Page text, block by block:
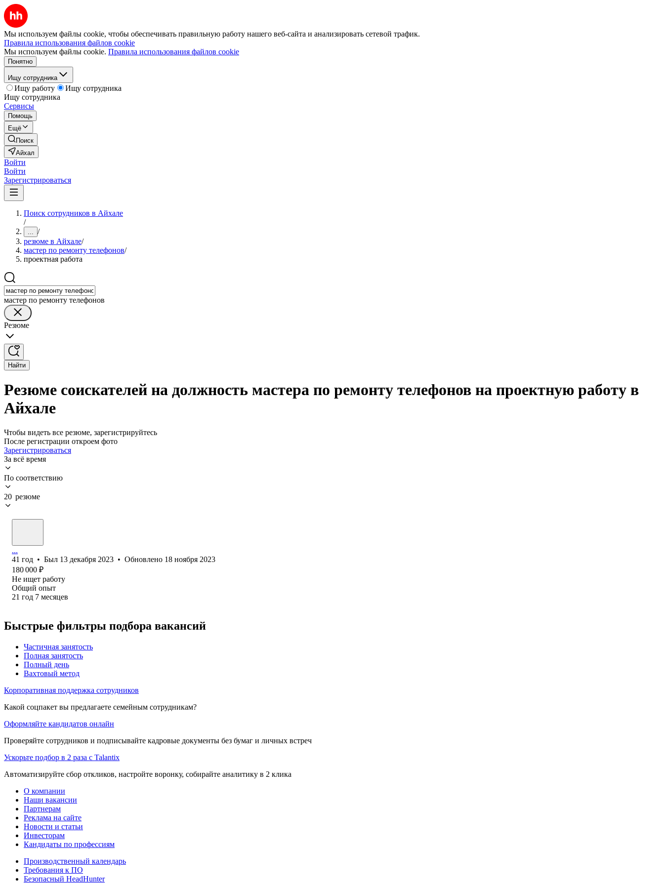
Мы используем файлы cookie, чтобы обеспечивать правильную работу нашего веб-сайта и анализировать сетевой трафик.
Правила использования файлов cookie
Мы используем файлы cookie. Правила использования файлов cookie
Понятно
Ищу сотрудника
Ищу работу
Ищу сотрудника
Ищу сотрудника
Сервисы
Помощь
Ещё
Поиск
Айхал
Войти
Войти
Зарегистрироваться
Поиск сотрудников в Айхале
/
... /
резюме в Айхале/
мастер по ремонту телефонов/
проектная работа
мастер по ремонту телефонов
Резюме
Найти
Резюме соискателей на должность мастера по ремонту телефонов на проектную работу в
Айхале
Чтобы видеть все резюме, зарегистрируйтесь
После регистрации откроем фото
Зарегистрироваться
За всё время
По соответствию
20 резюме
...
41 год • Был 13 декабря 2023 • Обновлено 18 ноября 2023
180 000 ₽
Не ищет работу
Общий опыт
21 год 7 месяцев
Быстрые фильтры подбора вакансий
Частичная занятость
Полная занятость
Полный день
Вахтовый метод
Корпоративная поддержка сотрудников
Какой соцпакет вы предлагаете семейным сотрудникам?
Оформляйте кандидатов онлайн
Проверяйте сотрудников и подписывайте кадровые документы без бумаг и личных встреч
Ускорьте подбор в 2 раза с Talantix
Автоматизируйте сбор откликов, настройте воронку, собирайте аналитику в 2 клика
О компании
Наши вакансии
Партнерам
Реклама на сайте
Новости и статьи
Инвесторам
Кандидаты по профессиям
Производственный календарь
Требования к ПО
Безопасный HeadHunter